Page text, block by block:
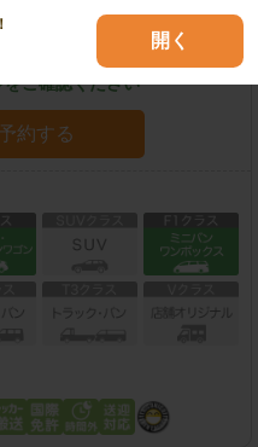
開く
五条6-3-29
をご確認ください
約する